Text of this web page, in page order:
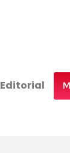
Editorial